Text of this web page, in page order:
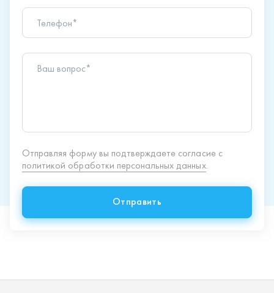
Ваш вопрос*
Отправляя форму вы подтверждаете согласие с
политикой обработки персональных данных
Спецпредложения